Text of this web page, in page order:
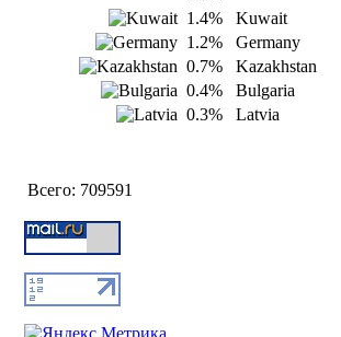
1.4%
Kuwait
1.2%
Germany
0.7%
Kazakhstan
0.4%
Bulgaria
0.3%
Latvia
Всего: 709591